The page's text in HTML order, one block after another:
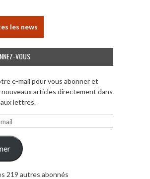
les news
VOUS
e-mail pour vous abonner et
articles directement dans
lettres.
219 autres abonnés